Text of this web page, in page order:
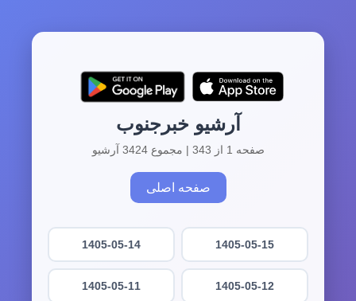
آرشیو خبرجنوب
صفحه 1 از 343 | مجموع 3424 آرشیو
صفحه اصلی
1405-05-15
1405-05-14
1405-05-12
1405-05-11